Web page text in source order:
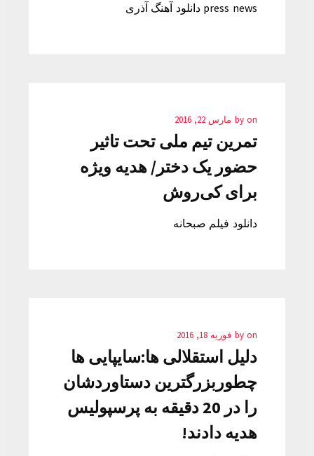
press news دانلود آهنگ آذری
by on مارس 22, 2016
تمرین تیم ملی تحت تاثیر
حضور یک دختر/ هدیه ویژه
برای کی‌روش
دانلود فیلم صبحانه
by on فوریه 18, 2016
دلیل استقلالی ها:سایپایی ها
چطوربزرگترین دستاوردشان
را در 20 دقیقه به پرسپولیس
هدیه دادند!